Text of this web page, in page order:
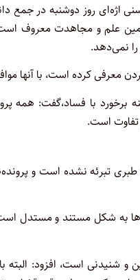
اژه‌ای روز دوشنبه در جمع
علم و مجاهدت معروف
نمی‌دهد.
معرفی کرده است، با آنها
با فساد،گفت: همه
تفاوت است‌.
طبری تبرئه نشده است و
به شکل مستند و مستدل است،
شنیدنی است، افزود: البته